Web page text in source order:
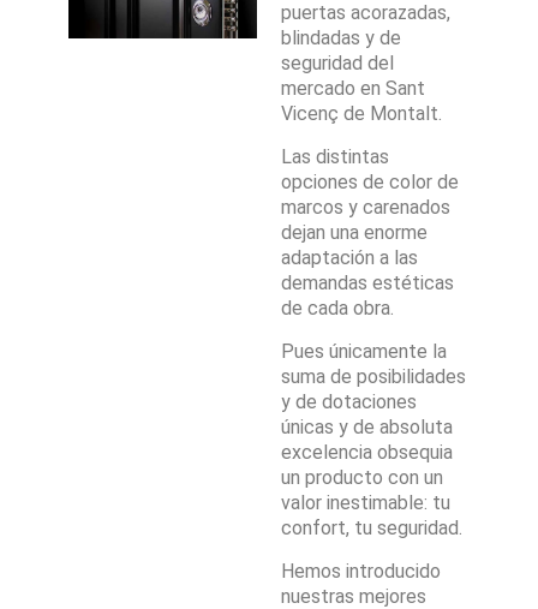
puertas acorazadas,
blindadas y de
seguridad del
mercado en Sant
Vicenç de Montalt.
Las distintas
opciones de color de
marcos y carenados
dejan una enorme
adaptación a las
demandas estéticas
de cada obra.
Pues únicamente la
suma de posibilidades
y de dotaciones
únicas y de absoluta
excelencia obsequia
un producto con un
valor inestimable: tu
confort, tu seguridad.
Hemos introducido
nuestras mejores